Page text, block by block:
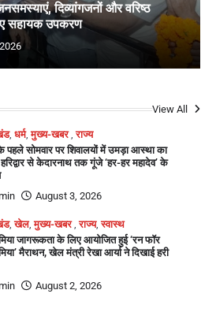
दिव्यांगजनों और वरिष्ठ
सहायक उपकरण
View All
,धर्म,मुख्य-खबर,राज्य
पहले सोमवार पर शिवालयों में उमड़ा आस्था का
से केदारनाथ तक गूंजे ‘हर-हर महादेव’ के
August 3, 2026
,खेल,मुख्य-खबर,राज्य,स्वास्थ
जागरूकता के लिए आयोजित हुई ‘रन फॉर
मैराथन, खेल मंत्री रेखा आर्या ने दिखाई हरी
August 2, 2026